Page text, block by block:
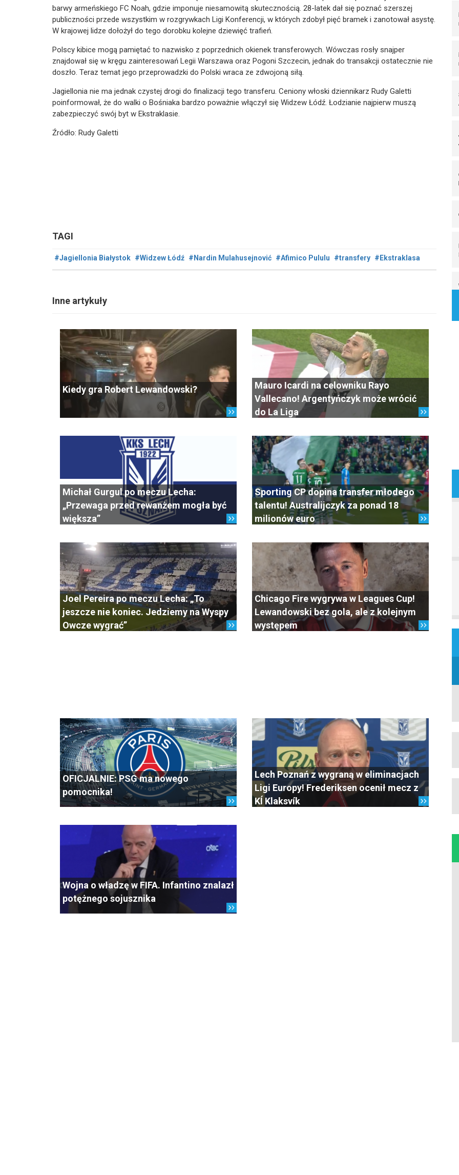
barwy armeńskiego FC Noah, gdzie imponuje niesamowitą skutecznością. 28-latek dał się poznać szerszej
publiczności przede wszystkim w rozgrywkach Ligi Konferencji, w których zdobył pięć bramek i zanotował asystę.
W krajowej lidze dołożył do tego dorobku kolejne dziewięć trafień.
Polscy kibice mogą pamiętać to nazwisko z poprzednich okienek transferowych. Wówczas rosły snajper
znajdował się w kręgu zainteresowań Legii Warszawa oraz Pogoni Szczecin, jednak do transakcji ostatecznie nie
doszło. Teraz temat jego przeprowadzki do Polski wraca ze zdwojoną siłą.
Jagiellonia nie ma jednak czystej drogi do finalizacji tego transferu. Ceniony włoski dziennikarz Rudy Galetti
poinformował, że do walki o Bośniaka bardzo poważnie włączył się Widzew Łódź. Łodzianie najpierw muszą
zabezpieczyć swój byt w Ekstraklasie.
Źródło: Rudy Galetti
TAGI
#Jagiellonia Białystok #Widzew Łódź #Nardin Mulahusejnović #Afimico Pululu #transfery #Ekstraklasa
Inne artykuły
Kiedy gra Robert Lewandowski?
Mauro Icardi na celowniku Rayo
Vallecano! Argentyńczyk może wrócić
do La Liga
Michał Gurgul po meczu Lecha:
„Przewaga przed rewanżem mogła być
większa”
Sporting CP dopina transfer młodego
talentu! Australijczyk za ponad 18
milionów euro
Joel Pereira po meczu Lecha: „To
jeszcze nie koniec. Jedziemy na Wyspy
Owcze wygrać”
Chicago Fire wygrywa w Leagues Cup!
Lewandowski bez gola, ale z kolejnym
występem
OFICJALNIE: PSG ma nowego
pomocnika!
Lech Poznań z wygraną w eliminacjach
Ligi Europy! Frederiksen ocenił mecz z
KÍ Klaksvík
Wojna o władzę w FIFA. Infantino znalazł
potężnego sojusznika